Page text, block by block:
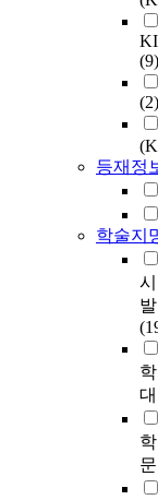
(9)
(2)
등재정
학술지